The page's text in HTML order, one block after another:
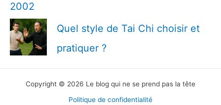
2002
Quel style de Tai Chi choisir et
pratiquer ?
Copyright © 2026 Le blog qui ne se prend pas la tête
Politique de confidentialité